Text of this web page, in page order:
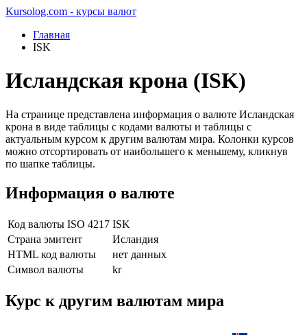
Kursolog.com - курсы валют
Главная
ISK
Исландская крона (ISK)
На странице представлена информация о валюте Исландская
крона в виде таблицы с кодами валюты и таблицы с
актуальным курсом к другим валютам мира. Колонки курсов
можно отсортировать от наибольшего к меньшему, кликнув
по шапке таблицы.
Информация о валюте
Код валюты ISO 4217 ISK
Страна эмитент
Исландия
HTML код валюты
нет данных
Символ валюты
kr
Курс к другим валютам мира